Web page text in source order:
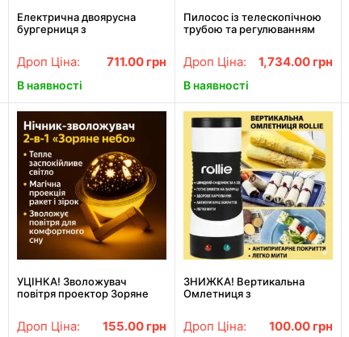
Електрична двоярусна
бургерниця з
Дроп Ціна: 711.00 грн
В наявності
Пилосос із телескопічною
трубою та регулюванням
Дроп Ціна: 1,734.00 грн
В наявності
УЦІНКА! Зволожувач
повітря проектор Зоряне
(Погана упаковка 3365)
Дроп Ціна: 155.00 грн
ЗНИЖКА! Вертикальна
Омлетниця з
упаковка 3359)
Дроп Ціна: 100.00 грн